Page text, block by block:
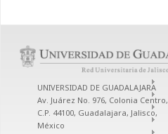
UNIVERSIDAD DE GUADALAJARA
Av. Juárez No. 976, Colonia Centro,
C.P. 44100, Guadalajara, Jalisco,
México